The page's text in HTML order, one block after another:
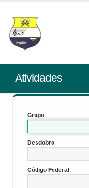
Atividades
Grupo
Desdobro
Código Federal